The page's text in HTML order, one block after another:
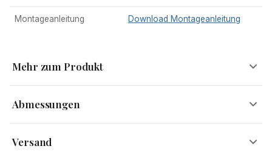
Montageanleitung Download Montageanleitung
Mehr zum Produkt
Edles Design für Dein stilvolles Zuhause
Abmessungen
Versand